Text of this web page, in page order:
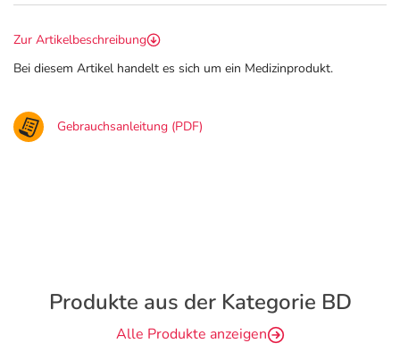
Zur Artikelbeschreibung
Bei diesem Artikel handelt es sich um ein Medizinprodukt.
Gebrauchsanleitung (PDF)
Produkte aus der Kategorie BD
Alle Produkte anzeigen